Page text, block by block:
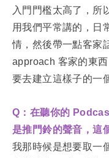
入門門檻太高了，所
用我們平常講的，日
情，然後帶一點客家
approach 客家的東
要去建立這樣子的一
Q：在聽你的
是推門鈴的聲音，這
我那時候是想要取一